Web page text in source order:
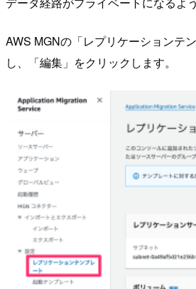
AWS MGNの「レプリケーションテ
し、「編集」をクリックします。